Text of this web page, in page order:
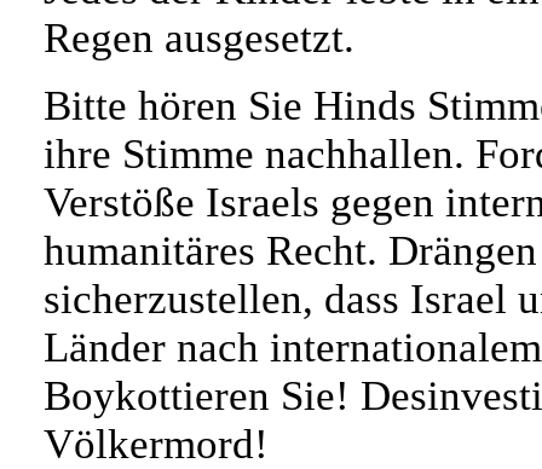
Regen ausgesetzt.
Bitte hören Sie Hinds
ihre Stimme nachhallen.
Verstöße Israels gegen
humanitäres Recht.
sicherzustellen, dass Israel
Länder nach
Boykottieren Sie!
Völkermord!